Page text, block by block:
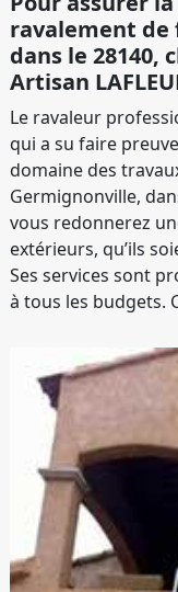
ravalement de
dans le 28140,
Artisan
Le ravaleur
qui a su faire
domaine des
Germignonville,
vous redonnerez
extérieurs, qu’ils
Ses services sont
à tous les budgets.